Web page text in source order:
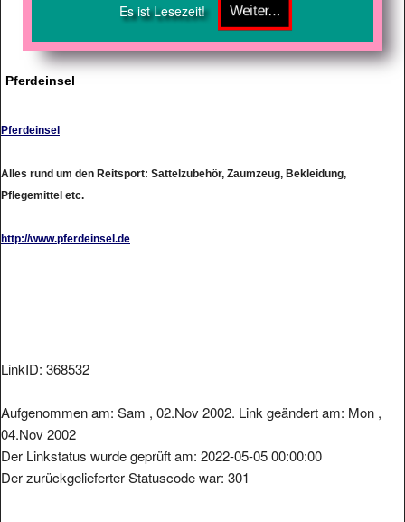
Es ist Lesezeit!
Pferdeinsel
Pferdeinsel
Alles rund um den Reitsport: Sattelzubehör, Zaumzeug, Bekleidung,
Pflegemittel etc.
http://www.pferdeinsel.de
LinkID: 368532
Aufgenommen am: Sam , 02.Nov 2002. Link geändert am: Mon ,
04.Nov 2002
Der Linkstatus wurde geprüft am: 2022-05-05 00:00:00
Der zurückgelieferter Statuscode war: 301